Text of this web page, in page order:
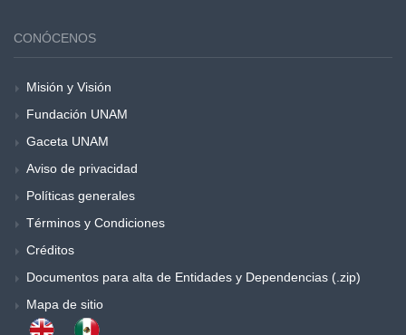
CONÓCENOS
Misión y Visión
Fundación UNAM
Gaceta UNAM
Aviso de privacidad
Políticas generales
Términos y Condiciones
Créditos
Documentos para alta de Entidades y Dependencias (.zip)
Mapa de sitio